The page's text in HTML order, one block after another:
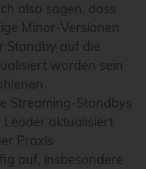
also sagen, dass
Minor-Versionen
Standby auf die
worden sein
Streaming-Standbys
aktualisiert
Praxis
auf, insbesondere